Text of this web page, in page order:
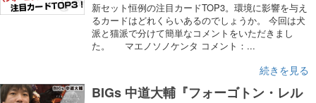
新セット恒例の注目カードTOP3。環境に影響を与え
るカードはどれくらいあるのでしょうか。 今回は犬
派と猫派で分けて簡単なコメントをいただきまし
た。 マエノソノケンタ コメント：...
続きを見る
BIGs 中道大輔『フォーゴトン・レル